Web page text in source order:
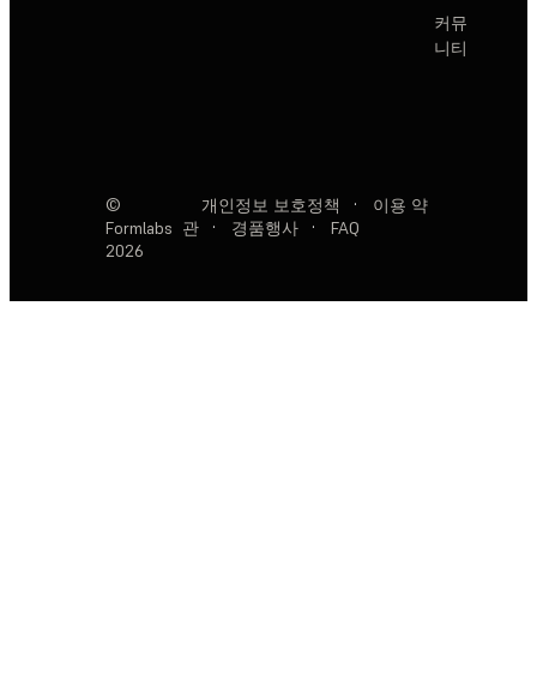
커뮤
니티
©
Formlabs
2026
개인정보 보호정책 ·
이용 약
관
· 경품행사 · FAQ